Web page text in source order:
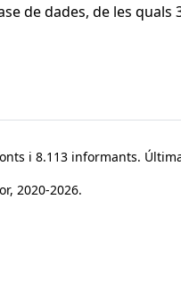
de dades, de les quals
i 8.113 informants.
2020-2026.